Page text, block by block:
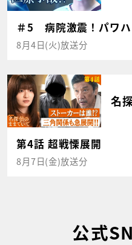
＃5 病院激震！パワ
8月4日(火)放送分
名
第4話 超戦慄展開
8月7日(金)放送分
公式